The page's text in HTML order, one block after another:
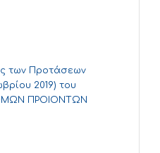
των Προτάσεων
2019) του
ΠΡΟΙΟΝΤΩΝ